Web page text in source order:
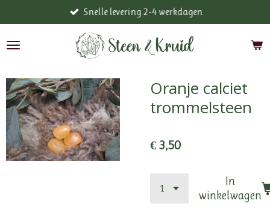
direct
naar
Snelle levering 2-4 werkdagen
Oranje calciet
trommelsteen
€ 3,50
In
winkelwagen